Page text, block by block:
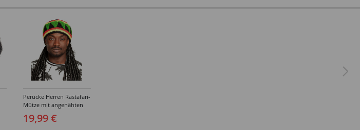
Perücke Herren Rastafari-
Mütze mit angenähten
Dreadlocks, schwarz
19,99 €